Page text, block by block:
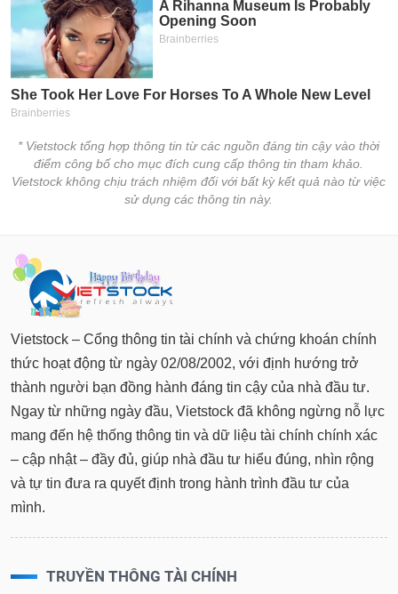
* Vietstock tổng hợp thông tin từ các nguồn đáng tin cậy vào thời
điểm công bố cho mục đích cung cấp thông tin tham khảo.
Vietstock không chịu trách nhiệm đối với bất kỳ kết quả nào từ việc
sử dụng các thông tin này.
Vietstock – Cổng thông tin tài chính và chứng khoán chính
thức hoạt động từ ngày 02/08/2002, với định hướng trở
thành người bạn đồng hành đáng tin cậy của nhà đầu tư.
Ngay từ những ngày đầu, Vietstock đã không ngừng nỗ lực
mang đến hệ thống thông tin và dữ liệu tài chính chính xác
– cập nhật – đầy đủ, giúp nhà đầu tư hiểu đúng, nhìn rộng
và tự tin đưa ra quyết định trong hành trình đầu tư của
mình.
TRUYỀN THÔNG TÀI CHÍNH